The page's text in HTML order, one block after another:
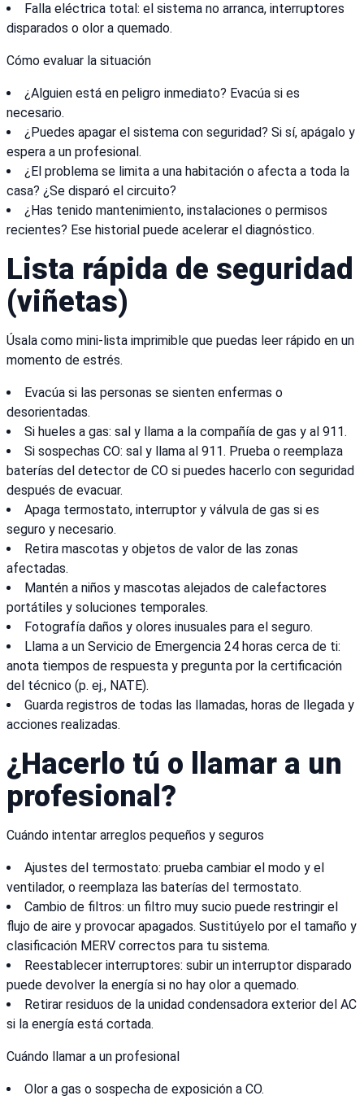
Falla eléctrica total: el sistema no arranca, interruptores
disparados o olor a quemado.
Cómo evaluar la situación
¿Alguien está en peligro inmediato? Evacúa si es
necesario.
¿Puedes apagar el sistema con seguridad? Si sí, apágalo y
espera a un profesional.
¿El problema se limita a una habitación o afecta a toda la
casa? ¿Se disparó el circuito?
¿Has tenido mantenimiento, instalaciones o permisos
recientes? Ese historial puede acelerar el diagnóstico.
Lista rápida de seguridad
(viñetas)
Úsala como mini-lista imprimible que puedas leer rápido en un
momento de estrés.
Evacúa si las personas se sienten enfermas o
desorientadas.
Si hueles a gas: sal y llama a la compañía de gas y al 911.
Si sospechas CO: sal y llama al 911. Prueba o reemplaza
baterías del detector de CO si puedes hacerlo con seguridad
después de evacuar.
Apaga termostato, interruptor y válvula de gas si es
seguro y necesario.
Retira mascotas y objetos de valor de las zonas
afectadas.
Mantén a niños y mascotas alejados de calefactores
portátiles y soluciones temporales.
Fotografía daños y olores inusuales para el seguro.
Llama a un Servicio de Emergencia 24 horas cerca de ti:
anota tiempos de respuesta y pregunta por la certificación
del técnico (p. ej., NATE).
Guarda registros de todas las llamadas, horas de llegada y
acciones realizadas.
¿Hacerlo tú o llamar a un
profesional?
Cuándo intentar arreglos pequeños y seguros
Ajustes del termostato: prueba cambiar el modo y el
ventilador, o reemplaza las baterías del termostato.
Cambio de filtros: un filtro muy sucio puede restringir el
flujo de aire y provocar apagados. Sustitúyelo por el tamaño y
clasificación MERV correctos para tu sistema.
Reestablecer interruptores: subir un interruptor disparado
puede devolver la energía si no hay olor a quemado.
Retirar residuos de la unidad condensadora exterior del AC
si la energía está cortada.
Cuándo llamar a un profesional
Olor a gas o sospecha de exposición a CO.